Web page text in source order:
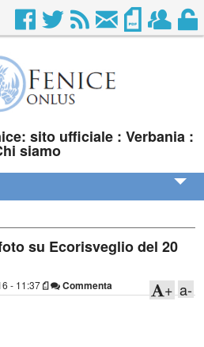
sito ufficiale : Verbania :
siamo
su Ecorisveglio del 20
- 11:37 Commenta a-
+